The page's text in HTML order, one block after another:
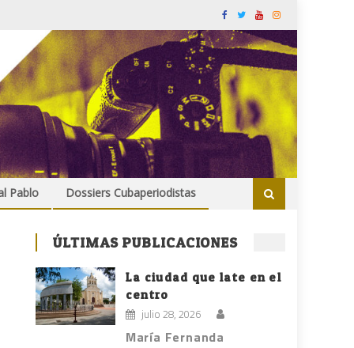
Pablo Dossiers Cubaperiodistas
ÚLTIMAS PUBLICACIONES
La ciudad que late en el
centro
julio 28, 2026
María Fernanda